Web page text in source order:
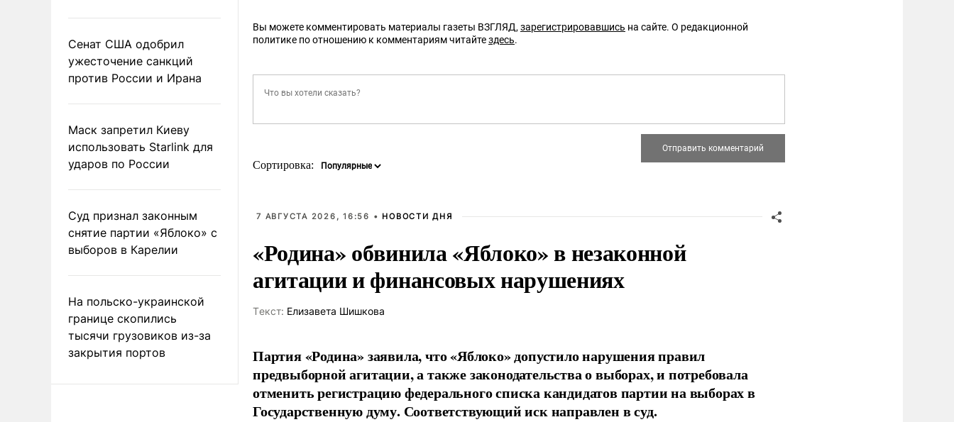
Сенат США одобрил
ужесточение санкций
против России и Ирана
Маск запретил Киеву
использовать Starlink для
ударов по России
Суд признал законным
снятие партии «Яблоко» с
выборов в Карелии
На польско-украинской
границе скопились
тысячи грузовиков из-за
закрытия портов
Вы можете комментировать материалы газеты ВЗГЛЯД, зарегистрировавшись на сайте. О редакционной
политике по отношению к комментариям читайтездесь.
Сортировка:
7 АВГУСТА 2026, 16:56 • НОВОСТИ ДНЯ
«Родина» обвинила «Яблоко» в незаконной
агитации и финансовых нарушениях
Tекст: Елизавета Шишкова
Партия «Родина» заявила, что «Яблоко» допустило нарушения правил
предвыборной агитации, а также законодательства о выборах, и потребовала
отменить регистрацию федерального списка кандидатов партии на выборах в
Государственную думу. Соответствующий иск направлен в суд.